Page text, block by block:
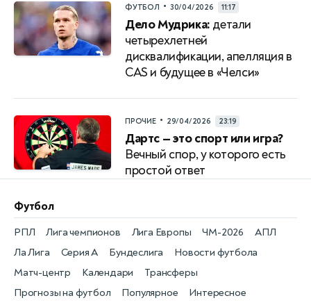
ФУТБОЛ • 30/04/2026 11:17
Дело Мудрика: детали
четырехлетней
дисквалификации, апелляция в
CAS и будущее в «Челси»
ПРОЧИЕ • 29/04/2026 23:19
Дартс — это спорт или игра?
Вечный спор, у которого есть
простой ответ
Футбол
Новости футбола
РПЛ
Матч-центр
Лига чемпионов
Календари
Лига Европы
Трансферы
ЧМ-2026
Прогнозы на футбол
АПЛ
Популярное
Ла Лига
Интересное
Серия А Бундеслига